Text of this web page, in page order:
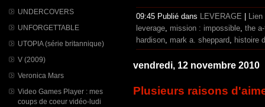
UNDERCOVERS
UNFORGETTABLE
UTOPIA (série britannique)
V (2009)
Veronica Mars
Video Games Player : mes
coups de coeur vidéo-ludi
09:45 Publié dans LEVERAGE
leverage, mission : impossible, the
hardison, mark a. sheppard, histoire
vendredi, 12 novembre 2010
Plusieurs raisons